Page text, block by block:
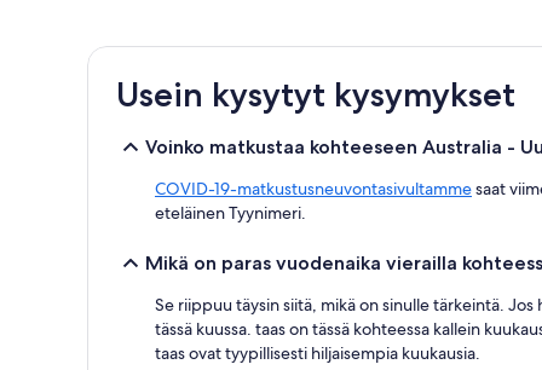
aikana
1
yölle
aikuiselle.
saatavuus
muuttua.
saatetaan
Usein kysytyt kysymykset
Voinko matkustaa kohteeseen Australia -
COVID-19-matkustusneuvontasivultammesaat
eteläinen Tyynimeri.
Mikä on paras vuodenaika vierailla
Se riippuu täysin siitä, mikä on sinulle tärkeintä.
tässä kuussa. taas on tässä kohteessa kallein
taas ovat tyypillisesti hiljaisempia kuukausia.